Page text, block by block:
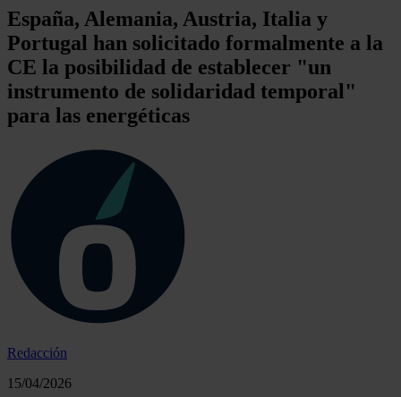
España, Alemania, Austria, Italia y
Portugal han solicitado formalmente a la
CE la posibilidad de establecer "un
instrumento de solidaridad temporal"
para las energéticas
Redacción
15/04/2026